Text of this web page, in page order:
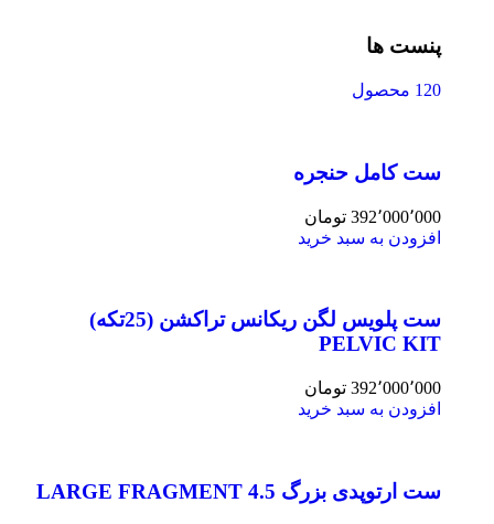
پنست ها
120 محصول
ست کامل حنجره
392٬000٬000 تومان
افزودن به سبد خرید
ست پلویس لگن ریکانس تراکشن (25تکه)
PELVIC KIT
392٬000٬000 تومان
افزودن به سبد خرید
ست ارتوپدی بزرگ 4.5 LARGE FRAGMENT